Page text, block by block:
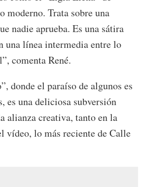
moderno. Trata sobre una
nadie aprueba. Es una sátira
una línea intermedia entre lo
comenta René.
donde el paraíso de algunos es
es una deliciosa subversión
alianza creativa, tanto en la
vídeo, lo más reciente de Calle